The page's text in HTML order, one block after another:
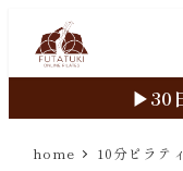
ン
コ
▶︎30
home 10分ピラテ